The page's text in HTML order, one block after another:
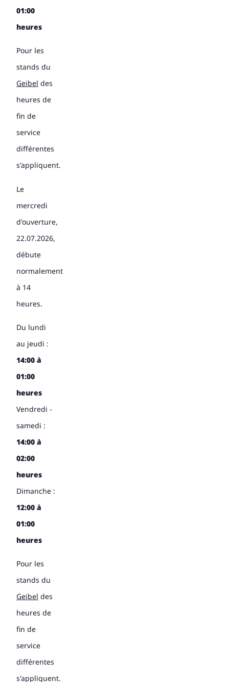
01:00
heures
Pour les
stands du
Geibel des
heures de
fin de
service
différentes
s'appliquent.
Le
mercredi
d'ouverture,
22.07.2026,
débute
normalement
à 14
heures.
Du lundi
au jeudi :
14:00 à
01:00
heures
Vendredi -
samedi :
14:00 à
02:00
heures
Dimanche :
12:00 à
01:00
heures
Pour les
stands du
Geibel des
heures de
fin de
service
différentes
s'appliquent.